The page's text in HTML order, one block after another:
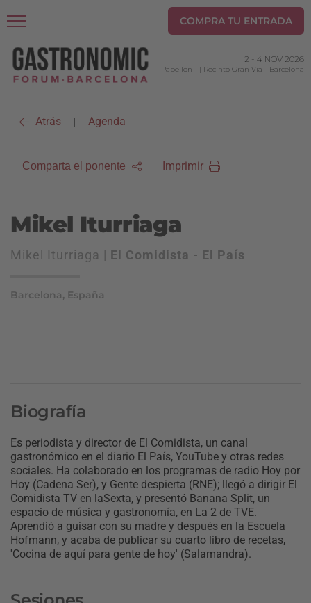
COMPRA TU ENTRADA
2 - 4 NOV 2026
Pabellón 1 | Recinto Gran Via - Barcelona
Atrás | Agenda
Comparta el ponente Imprimir
Mikel Iturriaga
Mikel Iturriaga | El Comidista - El País
Barcelona, España
Biografía
Es periodista y director de El Comidista, un canal
gastronómico en el diario El País, YouTube y otras redes
sociales. Ha colaborado en los programas de radio Hoy por
Hoy (Cadena Ser), y Gente despierta (RNE); llegó a dirigir El
Comidista TV en laSexta, y presentó Banana Split, un
espacio de música y gastronomía, en La 2 de TVE.
Aprendió a guisar con su madre y después en la Escuela
Hofmann, y acaba de publicar su cuarto libro de recetas,
'Cocina de aquí para gente de hoy' (Salamandra).